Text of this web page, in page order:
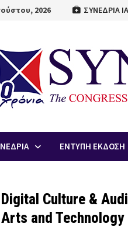
2026 ΣΥΝΕΔΡΙΑ
ΕΝΤΥΠΗ ΕΚΔΟΣΗ
Digital Culture &
Arts and Technology